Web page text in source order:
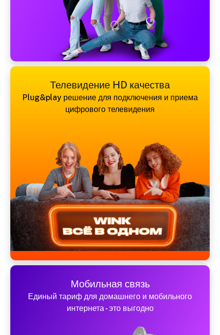
Телевидение HD качества
Plug&play решение для подключения и приема
цифрового телевидения
Мобильная связь
Единый тариф для домашнего и мобильного
интернета - это выгодно